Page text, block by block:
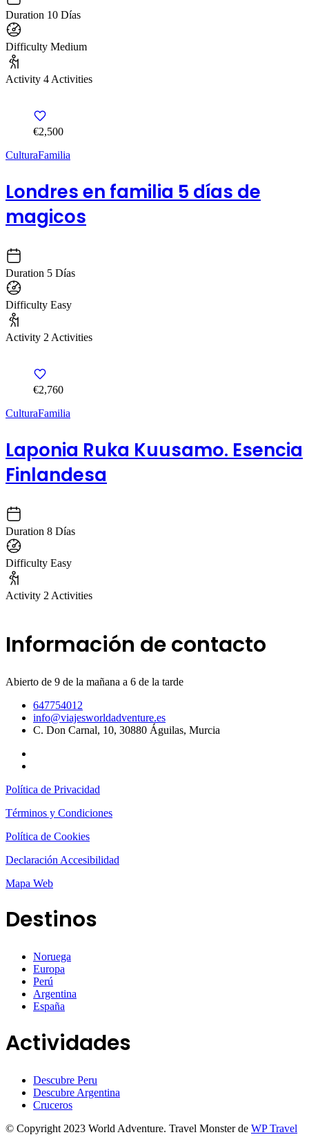
Duration 10 Días
Difficulty Medium
Activity 4 Activities
€2,500
CulturaFamilia
Londres en familia 5 días de
magicos
Duration 5 Días
Difficulty Easy
Activity 2 Activities
€2,760
CulturaFamilia
Laponia Ruka Kuusamo. Esencia
Finlandesa
Duration 8 Días
Difficulty Easy
Activity 2 Activities
Información de contacto
Abierto de 9 de la mañana a 6 de la tarde
647754012
info@viajesworldadventure.es
C. Don Carnal, 10, 30880 Águilas, Murcia
Política de Privacidad
Términos y Condiciones
Política de Cookies
Declaración Accesibilidad
Mapa Web
Destinos
Noruega
Europa
Perú
Argentina
España
Actividades
Descubre Peru
Descubre Argentina
Cruceros
© Copyright 2023 World Adventure. Travel Monster de WP Travel